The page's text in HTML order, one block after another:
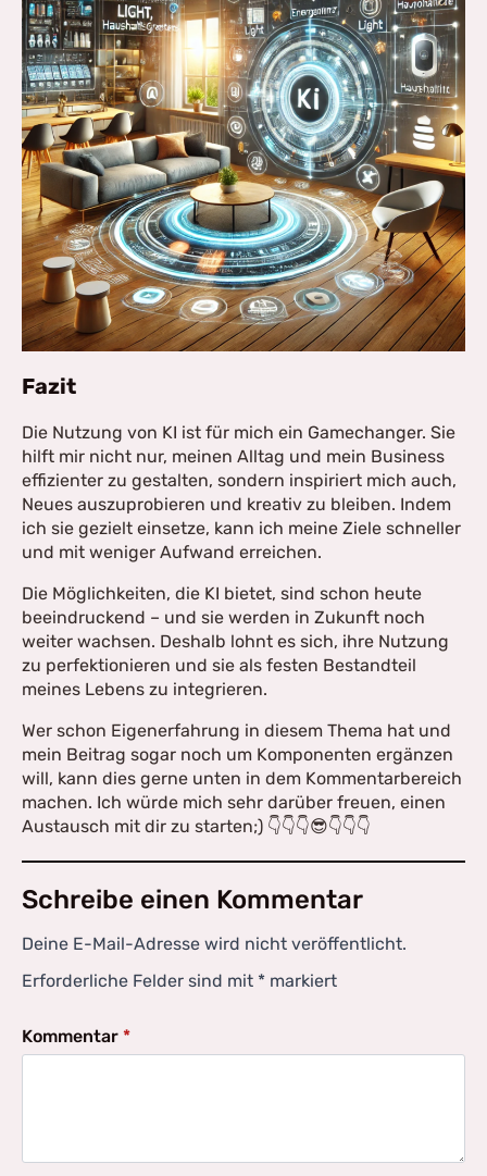
Fazit
Die Nutzung von KI ist für mich ein Gamechanger. Sie
hilft mir nicht nur, meinen Alltag und mein Business
effizienter zu gestalten, sondern inspiriert mich auch,
Neues auszuprobieren und kreativ zu bleiben. Indem
ich sie gezielt einsetze, kann ich meine Ziele schneller
und mit weniger Aufwand erreichen.
Die Möglichkeiten, die KI bietet, sind schon heute
beeindruckend – und sie werden in Zukunft noch
weiter wachsen. Deshalb lohnt es sich, ihre Nutzung
zu perfektionieren und sie als festen Bestandteil
meines Lebens zu integrieren.
Wer schon Eigenerfahrung in diesem Thema hat und
mein Beitrag sogar noch um Komponenten ergänzen
will, kann dies gerne unten in dem Kommentarbereich
machen. Ich würde mich sehr darüber freuen, einen
Austausch mit dir zu starten;) 👇👇👇😎👇👇👇
Schreibe einen Kommentar
Deine E-Mail-Adresse wird nicht veröffentlicht.
Erforderliche Felder sind mit * markiert
Kommentar *